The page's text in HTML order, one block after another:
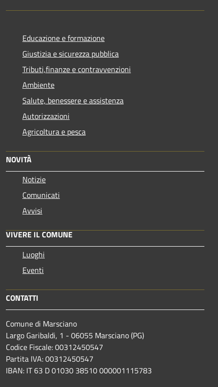
Educazione e formazione
Giustizia e sicurezza pubblica
Tributi,finanze e contravvenzioni
Ambiente
Salute, benessere e assistenza
Autorizzazioni
Agricoltura e pesca
NOVITÀ
Notizie
Comunicati
Avvisi
VIVERE IL COMUNE
Luoghi
Eventi
CONTATTI
Comune di Marsciano
Largo Garibaldi, 1 - 06055 Marsciano (PG)
Codice Fiscale: 00312450547
Partita IVA: 00312450547
IBAN: IT 63 D 01030 38510 000001115783